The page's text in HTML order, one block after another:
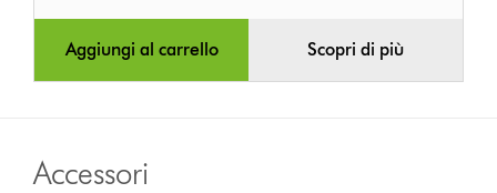
Aggiungi al carrello Scopri di più
Accessori